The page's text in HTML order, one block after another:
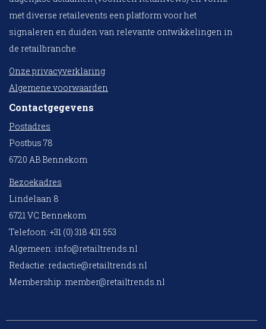
met diverse retailevents een platform voor het
signaleren en duiden van relevante ontwikkelingen in
de retailbranche.
Onze privacyverklaring
Algemene voorwaarden
Contactgegevens
Postadres
Postbus 78
6720 AB Bennekom
Bezoekadres
Lindelaan 8
6721 VC Bennekom
Telefoon: +31 (0) 318 431 553
Algemeen: info@retailtrends.nl
Redactie: redactie@retailtrends.nl
Membership: member@retailtrends.nl